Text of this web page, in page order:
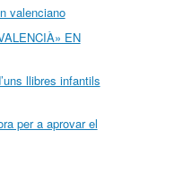
valenciano
EN
llibres infantils
per a aprovar el